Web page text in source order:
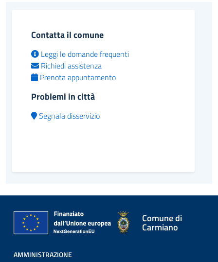
Contatta il comune
Leggi le domande frequenti
Richiedi assistenza
Prenota appuntamento
Problemi in città
Segnala disservizio
Comune di
Carmiano
AMMINISTRAZIONE